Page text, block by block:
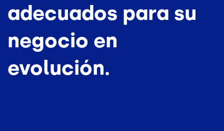
adecuados para su
negocio en
evolución.